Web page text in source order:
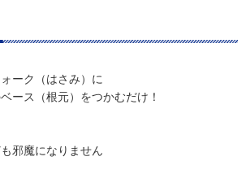
ーク（はさみ）に
ース（根元）をつかむだけ！
邪魔になりません